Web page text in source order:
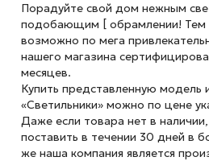
Порадуйте свой дом нежным
подобающим [ обрамлении! Тем
возможно по мега
нашего магазина
месяцев.
Купить представленную модель
«Светильники» можно по цене
Даже если товара нет в
поставить в течении 30 дней в
же наша компания является